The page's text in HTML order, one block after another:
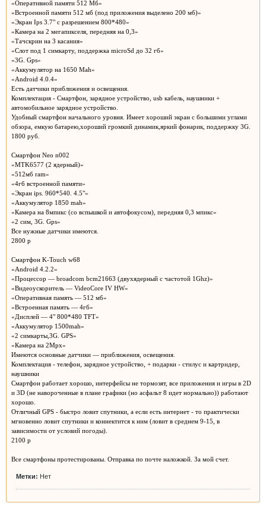
«Оперативной памяти 512 Мб»
«Встроенной памяти 512 мб (под приложения выделено 200 мб)»
«Экран Ips 3.7" с разрешением 800*480»
«Камера на 2 мегапикселя, передняя на 0,3»
«Тачскрин на 3 касания»
«Слот под 1 симкарту, поддержка microSd до 32 гб»
«3G. Gps»
«Аккумулятор на 1650 Mah»
«Android 4.0.4»
Есть датчики приближения и освещения.
Комплектация - Смартфон, зарядное устройство, usb кабель, наушники +
автомобильное зарядное устройство.
Удобный смартфон начального уровня. Имеет хороший экран с большими углами
обзора, емкую батарею,хороший громкий динамик,яркий фонарик, поддержку 3G.
1800 руб.
Смартфон Neo n002
«MTK6577 (2 ядерный)»
«512мб ram»
«4гб встроенной памяти»
«Экран ips. 960*540. 4.5"»
«Аккумулятор 1850 mah»
«Камера на 8мпикс (со вспышкой и автофокусом), передняя 0,3 мпикс»
«2 сим, 3G. Gps»
Все нужные датчики имеются.
2800 р
Смартфон K-Touch w68
«Android 4.2.2»
«Процессор — broadcom bcm21663 (двухядерный с частотой 1Ghz)»
«Видеоускоритель — VideoCore IV HW»
«Оперативная память — 512 мб»
«Встроенная память — 4гб»
«Дисплей — 4" 800*480 TFT»
«Аккумулятор 1500mah»
«2 симкарты,3G. GPS»
«Камера на 2Mpx»
Имеются основные датчики — приближения, освещения.
Комплектация - телефон, зарядное устройство, + подарки - стилус и картридер,
наушники
Смартфон работает хорошо, интерфейсы не тормозят, все приложения и игры в 2D
и 3D (не навороченные в плане графики (но асфальт 8 идет нормально)) работают
хорошо.
Отличный GPS - быстро ловит спутники, а если есть интернет - то практически
мгновенно ловит спутники и коннектится к ним (ловит в среднем 9-15, в
зависимости от условий погоды).
2100 р
Все смартфоны протестированы. Отправка по почте наложкой. За мой счет.
Метки: Нет